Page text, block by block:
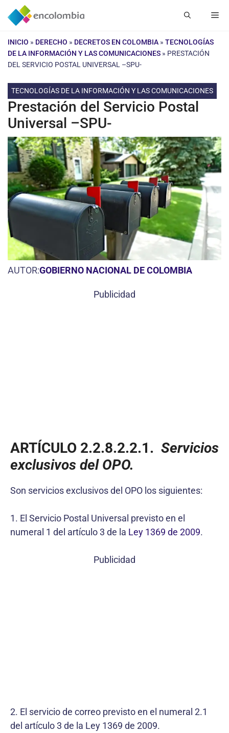
Saltar
INICIO » DERECHO » DECRETOS EN COLOMBIA » TECNOLOGÍAS
DE LA INFORMACIÓN Y LAS COMUNICACIONES » PRESTACIÓN
DEL SERVICIO POSTAL UNIVERSAL –SPU-
TECNOLOGÍAS DE LA INFORMACIÓN Y LAS COMUNICACIONES
Prestación del Servicio Postal
Universal –SPU-
AUTOR:GOBIERNO NACIONAL DE COLOMBIA
Publicidad
ARTÍCULO 2.2.8.2.2.1. Servicios
exclusivos del OPO.
Son servicios exclusivos del OPO los siguientes:
1. El Servicio Postal Universal previsto en el
numeral 1 del artículo 3 de la Ley 1369 de 2009.
Publicidad
2. El servicio de correo previsto en el numeral 2.1
del artículo 3 de la Ley 1369 de 2009.